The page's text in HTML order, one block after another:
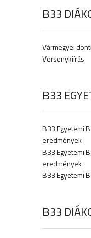
B33
Vármegyei
Versenykiírás
B33
B33 Egyetemi
eredmények
B33 Egyetemi
eredmények
B33 Egyetemi
B33